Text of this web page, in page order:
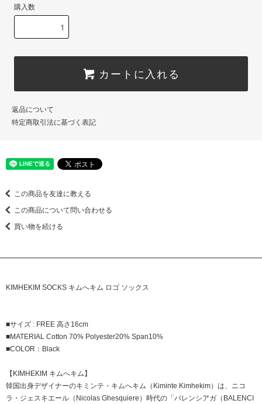
購入数
カートに入れる
返品について
特定商取引法に基づく表記
この商品を友達に教える
この商品について問い合わせる
買い物を続ける
KIMHEKIM SOCKS キムへキム ロゴ ソックス
■サイズ : FREE 高さ16cm
■MATERIAL Cotton 70% Polyester20% Span10%
■COLOR：Black
【KIMHEKIM キムへキム】
韓国出身デザイナーのキミンテ・キムへキム（Kiminte Kimhekim）は、ニコ
ラ・ジェスキエール（Nicolas Ghesquiere）時代の「バレンシアガ（BALENCI